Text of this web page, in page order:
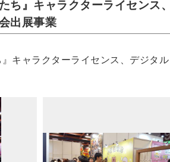
ち』キャラクターライセンス
出展事業
』キャラクターライセンス、デジタ